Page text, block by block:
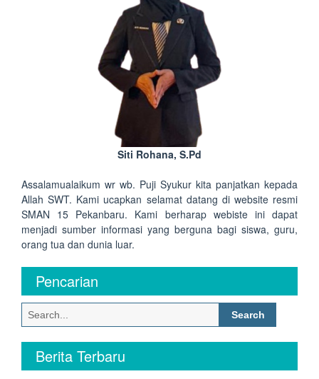
Siti Rohana, S.Pd
Assalamualaikum wr wb. Puji Syukur kita panjatkan kepada
Allah SWT. Kami ucapkan selamat datang di website resmi
SMAN 15 Pekanbaru. Kami berharap webiste ini dapat
menjadi sumber informasi yang berguna bagi siswa, guru,
orang tua dan dunia luar.
Pencarian
Search
for:
Berita Terbaru